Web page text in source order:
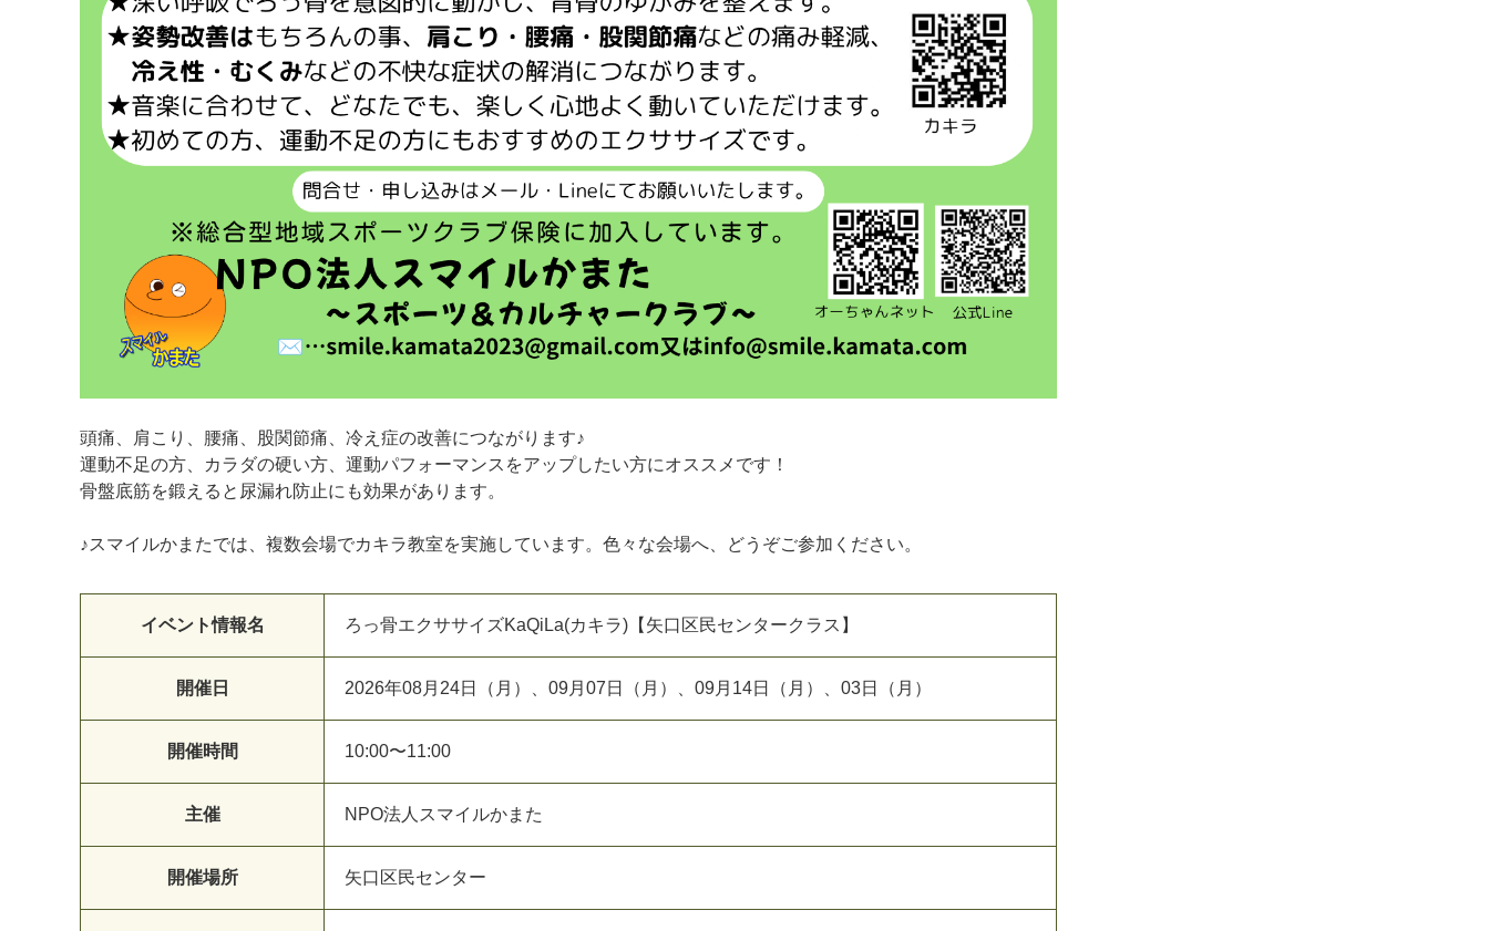
頭痛、肩こり、腰痛、股関節痛、冷え症の改善につながります♪
運動不足の方、カラダの硬い方、運動パフォーマンスをアップしたい方にオススメです！
骨盤底筋を鍛えると尿漏れ防止にも効果があります。
♪スマイルかまたでは、複数会場でカキラ教室を実施しています。色々な会場へ、どうぞご参加ください。
イベント情報名 ろっ骨エクササイズKaQiLa(カキラ)【矢口区民センタークラス】
開催日 2026年08月24日（月）、09月07日（月）、09月14日（月）、03日（月）
開催時間 10:00〜11:00
主催 NPO法人スマイルかまた
開催場所 矢口区民センター